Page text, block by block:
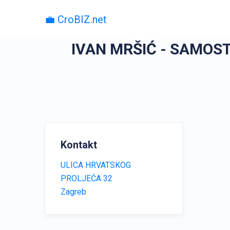
💼 CroBIZ.net
IVAN MRŠIĆ -
Kontakt
ULICA HRVATSKOG
PROLJEĆA 32
Zagreb